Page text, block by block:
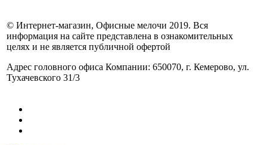
© Интернет-магазин, Офисные мелочи 2019. Вся
информация на сайте представлена в ознакомительных
целях и не является публичной офертой
Адрес головного офиса Компании: 650070, г. Кемерово, ул.
Тухачевского 31/3